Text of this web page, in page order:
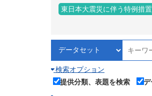
東日本大震災に伴う特例措
検索オプション
提供分類、表題を検索